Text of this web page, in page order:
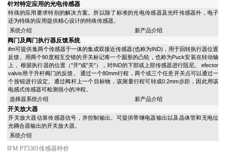
针对特定应用的光电传感器
特殊的应用要求特别的解决方案。所以除了标准的光电传感器及光纤传感器外，电子
还为特殊的应用提供精心设计的特殊传感器。
系统介绍
新产品介绍
阀门及阀门执行器反馈系统
ifm可提供集两个传感器于一体的集成双接近传感器(也称为IND)，用于回转执行器位置
反馈。用两个90度相互交错的开关标记将一个圆形的凸轮，也称为Puck安装在转动轴
上， 根据执行器的位置（"开"或"关"），对IND的下部或上部传感器进行阻尼。 efector
valvis用于升杆阀门的反馈。 通过一个80mm行程，两个或三个任意开关点可以通过一
个按钮进行设定。通过阀杆上一个目标物，该测量行程可转成0.2mm步距，因此用该
电感式传感器可检测很小的冲程。
选择器系统介绍
新产品介绍
开关放大器
开关放大器估算传感器信号，并控制输出。可提供带继电器输出以及晶体管和无电位
光耦合器输出的开关放大器。
系统介绍
IFM PT5301传感器特价